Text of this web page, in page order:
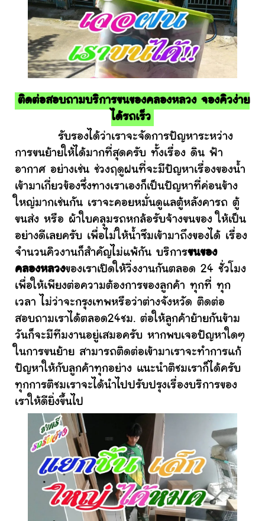
ติดต่อสอบถามบริการขนของคลองหลวง จองคิวง่าย
ได้รถเร็ว
รับรองได้ว่าเราจะจัดการปัญหาระหว่าง
การขนย้ายให้ได้มากที่สุดครับ ทั้งเรื่อง ดิน ฟ้า
อากาศ อย่างเช่น ช่วงฤดูฝนที่จะมีปัญหาเรื่องของน้ำ
เข้ามาเกี่ยวข้องซึ่งทางเราเองก็เป็นปัญหาที่ค่อนข้าง
ใหญ่มากเช่นกัน เราจะคอยหมั่นดูแลตู้หลังคารถ ตู้
ขนส่ง หรือ ผ้าใบคลุมรถหกล้อรับจ้างขนของ ให้เป็น
อย่างดีเลยครับ เพื่อไม่ให้น้ำซึมเข้ามาถึงของได้ เรื่อง
จำนวนคิวงานก็สำคัญไม่แพ้กัน บริการขนของ
คลองหลวงของเราเปิดให้วิ่งงานกันตลอด 24 ชั่วโมง
เพื่อให้เพียงต่อความต้องการของลูกค้า ทุกที่ ทุก
เวลา ไม่ว่าจะกรุงเทพหรือว่าต่างจังหวัด ติดต่อ
สอบถามเราได้ตลอด24ชม. ต่อให้ลูกค้าย้ายกันข้าม
วันก็จะมีทีมงานอยู่เสมอครับ หากพบเจอปัญหาใดๆ
ในการขนย้าย สามารถติดต่อเข้ามาเราจะทำการแก้
ปัญหาให้กับลูกค้าทุกอย่าง แนะนำติชมเราก็ได้ครับ
ทุกการติชมเราจะได้นำไปปรับปรุงเรื่องบริการของ
เราให้ดียิ่งขึ้นไป